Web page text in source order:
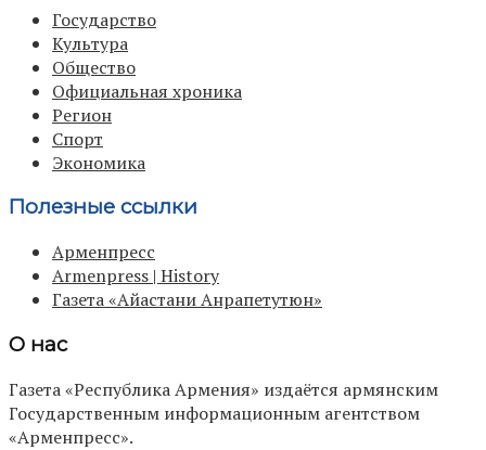
Государство
Культура
Общество
Официальная хроника
Регион
Спорт
Экономика
Полезные ссылки
Арменпресс
Armenpress | History
Газета «Айастани Анрапетутюн»
О нас
Газета «Республика Армения» издаётся армянским
Государственным информационным агентством
«Арменпресс».